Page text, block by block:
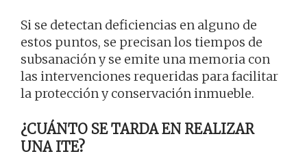
Si se detectan deficiencias en alguno de
estos puntos, se precisan los tiempos de
subsanación y se emite una memoria con
las intervenciones requeridas para facilitar
la protección y conservación inmueble.
¿CUÁNTO SE TARDA EN REALIZAR
UNA ITE?